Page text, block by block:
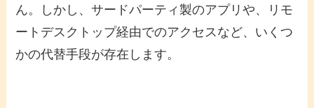
ん。しかし、サードパーティ製のアプリや、リモ
ートデスクトップ経由でのアクセスなど、いくつ
かの代替手段が存在します。